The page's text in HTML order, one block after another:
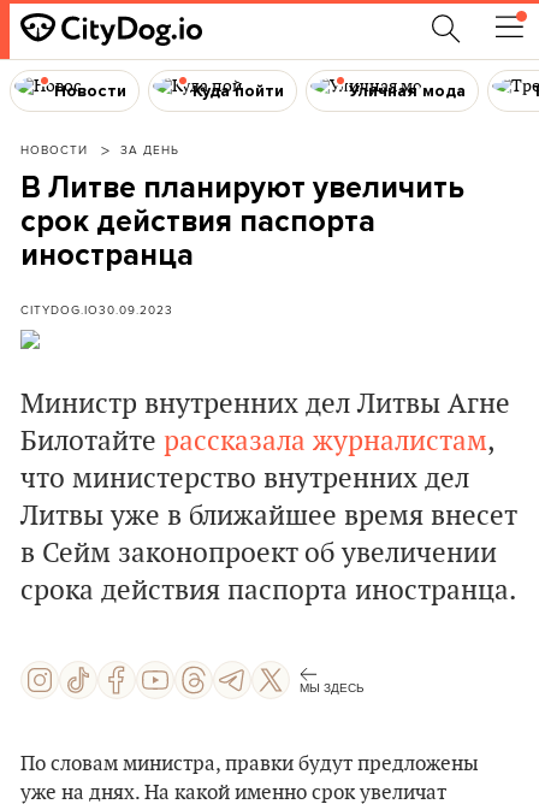
Новости Куда пойти Уличная мода
НОВОСТИ ЗА ДЕНЬ
В Литве планируют увеличить
срок действия паспорта
иностранца
CITYDOG.IO30.09.2023
Министр внутренних дел Литвы Агне
Билотайте рассказала журналистам,
что министерство внутренних дел
Литвы уже в ближайшее время внесет
в Сейм законопроект об увеличении
срока действия паспорта иностранца.
МЫ ЗДЕСЬ
По словам министра, правки будут предложены
уже на днях. На какой именно срок увеличат